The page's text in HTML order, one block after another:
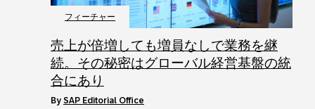
フィーチャー
売上が倍増しても増員なしで業務を継
続。その秘密はグローバル経営基盤の統
合にあり
by SAP Editorial Office